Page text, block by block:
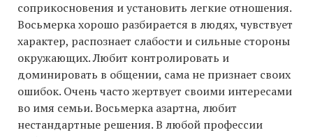
соприкосновения и установить легкие отношения.
Восьмерка хорошо разбирается в людях, чувствует
характер, распознает слабости и сильные стороны
окружающих. Любит контролировать и
доминировать в общении, сама не признает своих
ошибок. Очень часто жертвует своими интересами
во имя семьи. Восьмерка азартна, любит
нестандартные решения. В любой профессии